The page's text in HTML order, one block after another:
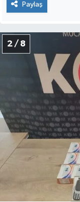
Paylaş
2 / 8